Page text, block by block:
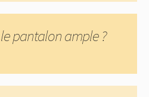
le pantalon ample ?